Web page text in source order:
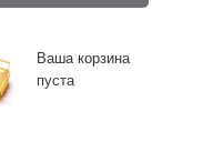
Ваша корзина
пуста